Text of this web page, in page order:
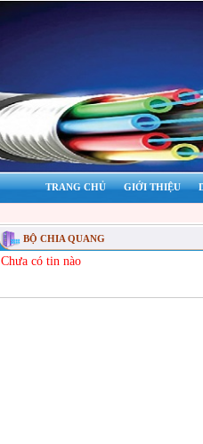
TRANG CHỦ GIỚI THIỆU
BỘ CHIA QUANG
Chưa có tin nào